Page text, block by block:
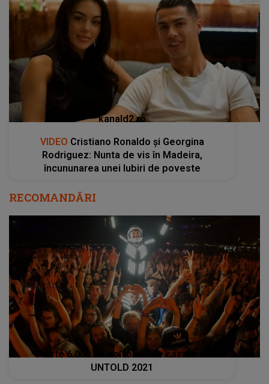
kanald2.ro
VIDEO Cristiano Ronaldo și Georgina
Rodriguez: Nunta de vis în Madeira,
încununarea unei Iubiri de poveste
RECOMANDĂRI
Peste 6.000 de noi locuri de cazare la
UNTOLD 2021